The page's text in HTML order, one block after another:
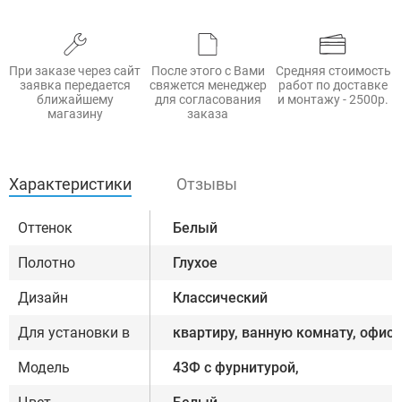
При заказе через сайт
заявка передается
ближайшему
магазину
После этого с Вами
свяжется менеджер
для согласования
заказа
Средняя стоимость
работ по доставке
и монтажу - 2500р.
Характеристики Отзывы
Оттенок Белый
Полотно Глухое
Дизайн Классический
Для установки в квартиру, ванную комнату, офис
Модель 43Ф с фурнитурой,